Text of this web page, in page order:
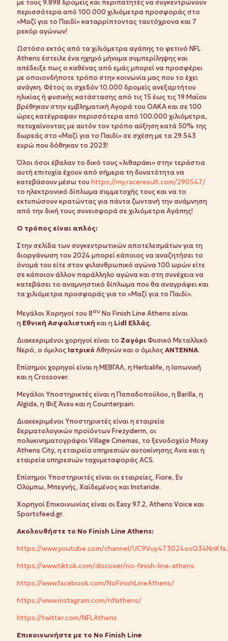
με τους 9.898 δρομείς και περιπατητές να συγκεντρώνουν
περισσότερα από 100.000 χιλιόμετρα προσφοράς στο
«Μαζί για το Παιδί» καταρρίπτοντας ταυτόχρονα και 7
ρεκόρ αγώνων!
Ωστόσο εκτός από τα χιλιόμετρα αγάπης το φετινό NFL
Athens έστειλε ένα ηχηρό μήνυμα συμπερίληψης και
απέδειξε πως ο καθένας από εμάς μπορεί να προσφέρει
με οποιονδήποτε τρόπο στην κοινωνία μας που το έχει
ανάγκη. Φέτος οι σχεδόν 10.000 δρομείς ανεξαρτήτου
ηλικίας ή φυσικής κατάστασης από τις 15 έως τις 19 Μαΐου
βρέθηκαν στην εμβληματική Αγορά του ΟΑΚΑ και σε 100
ώρες κατέγραψαν περισσότερα από 100.000 χιλιόμετρα,
πετυχαίνοντας με αυτόν τον τρόπο αύξηση κατά 50% της
δωρεάς στο «Μαζί για το Παιδί» σε σχέση με τα 29.543
ευρώ που δόθηκαν το 2023!
Όλοι όσοι έβαλαν το δικό τους «λιθαράκι» στην τεράστια
αυτή επιτυχία έχουν από σήμερα τη δυνατότητα να
κατεβάσουν μέσω του https://my.raceresult.com/290547/
το ηλεκτρονικό δίπλωμα συμμετοχής τους και να το
εκτυπώσουν κρατώντας για πάντα ζωντανή την ανάμνηση
από την δική τους συνεισφορά σε χιλιόμετρα Αγάπης!
Ο τρόπος είναι απλός:
Στην σελίδα των συγκεντρωτικών αποτελεσμάτων για τη
διοργάνωση του 2024 μπορεί κάποιος να αναζητήσει το
όνομά του είτε στον φιλανθρωπικό αγώνα 100 ωρών είτε
σε κάποιον άλλον παράλληλο αγώνα και στη συνέχεια να
κατεβάσει το αναμνηστικό δίπλωμα που θα αναγράφει και
τα χιλιόμετρα προσφοράς για το «Μαζί για το Παιδί».
Μεγάλοι Χορηγοί του 8ου No Finish Line Athens είναι
η Εθνική Ασφαλιστική και η Lidl Ελλάς.
Διακεκριμένοι χορηγοί είναι το ΖαγόριΦυσικό Μεταλλικό
Νερό, ο όμιλος Ιατρικό Αθηνών και ο όμιλοςANTENNA.
Επίσημοι χορηγοί είναι η ΜΕΒΓΑΛ, η Herbalife, η Ιαπωνική
και η Crossover.
Μεγάλοι Υποστηρικτές είναι η Παπαδοπούλου, η Barilla, η
Algida, η Φιξ Άνευ και η Counterpain.
Διακεκριμένοι Υποστηρικτές είναι η εταιρεία
δερματολογικών προϊόντων Frezyderm, οι
πολυκινηματογράφοι Village Cinemas, το ξενοδοχείο Moxy
Athens City, η εταιρεία υπηρεσιών αυτοκίνησης Avis και η
εταιρεία υπηρεσιών ταχυμεταφοράς ACS.
Επίσημοι Υποστηρικτές είναι οι εταιρείες, Fiore, Εν
Ολύμπω, Μπεγνής, Χαϊδεμένος και Instaride.
Χορηγοί Επικοινωνίας είναι οι Easy 97.2, Athens Voice και
Sportsfeed.gr.
Ακολουθήστε το No Finish Line Athens:
https://www.youtube.com/channel/
https://www.tiktok.com/discover/no-finish-line-athens
https://www.facebook.com/NoFinishLineAthens/
https://www.instagram.com/nflathens/
https://twitter.com/NFLAthens
Επικοινωνήστε με το No Finish Line